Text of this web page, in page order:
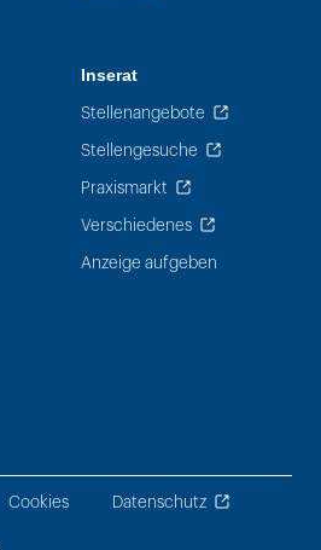
Inserat
Stellenangebote
Stellengesuche
Praxismarkt
Verschiedenes
Anzeige aufgeben
Cookies Datenschutz